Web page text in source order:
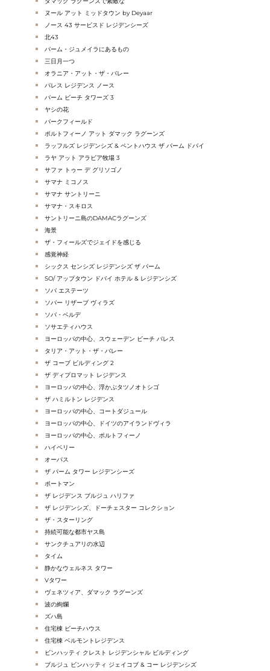
ヌール アット ミッドタウン by Deyaar
ノース 43 サービスド レジデンシーズ
北43
パーム・ジュメイラにあるもの
三日月一つ
オラニア・アット・ザ・バレー
パレス レジデンス ノース
パーム ビーチ タワーズ 3
ヤシの花
パークフィールド
ポルトフィーノ アット ダマック ラグーンズ
ラッフルズ レジデンシズ & ペントハウス ザ パーム ドバイ
ラヤ アット アラビア牧場 3
サファ トゥー デ グリソゴノ
サマナ ミコノス
サマナ サントリーニ
サマナ・スキロス
サントリーニ島のDAMACラグーンズ
海景
ザ・フィールズでジェイドを感じる
感覚神経
シックス センシズ レジデンシズ ザ パーム
SO/ アップタウン ドバイ ホテル & レジデンシズ
ソバ エステーツ
ソバー リザーブ ヴィラズ
ソバ・ベルデ
ソサエティハウス
ヨーロッパの中心、スウェーデン ビーチ パレス
タリア・アット・ザ・バレー
ザ コーブ ビルディング 2
ザ ディプロマット レジデンス
ヨーロッパの中心、浮かぶタツノオトシゴ
ザ ハミルトン レジデンス
ヨーロッパの中心、コートダジュール
ヨーロッパの中心、ドイツのアイランドヴィラ
ヨーロッパの中心、ポルトフィーノ
ハイベリー
オーパス
ザ パーム タワー レジデンシーズ
ポートマン
ザ レジデンス ブルジュ ハリファ
ザ レジデンシズ、ドーチェスター コレクション
ザ・スターリング
持続可能な都市ヤス島
サンクチュアリの水辺
タイム
静かなウェルネス タワー
Vタワー
ヴェネツィア、ダマック ラグーンズ
波の絢爛
ズハ島
住宅棟 ビーチハウス
住宅棟 ベルモントレジデンス
ビンハッティ クレスト レジデンシャル ビルディング
ブルジュ ビンハッティ ジェイコブ & コー レジデンシズ